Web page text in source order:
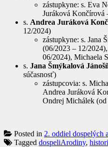
zástupkyne: s. Eva
Juráková Končírová
s. Andrea Juráková
12/2024)
zástupkyne: s. Jana
(06/2023 – 12/
06/2024), Michaela
s. Jana Šmýkalová
súčasnosť)
zástupcovia: s.
Andrea Juráková
Ondrej Michálek
Posted in 2. oddiel dospelých
Tagged dospeliArodiny,